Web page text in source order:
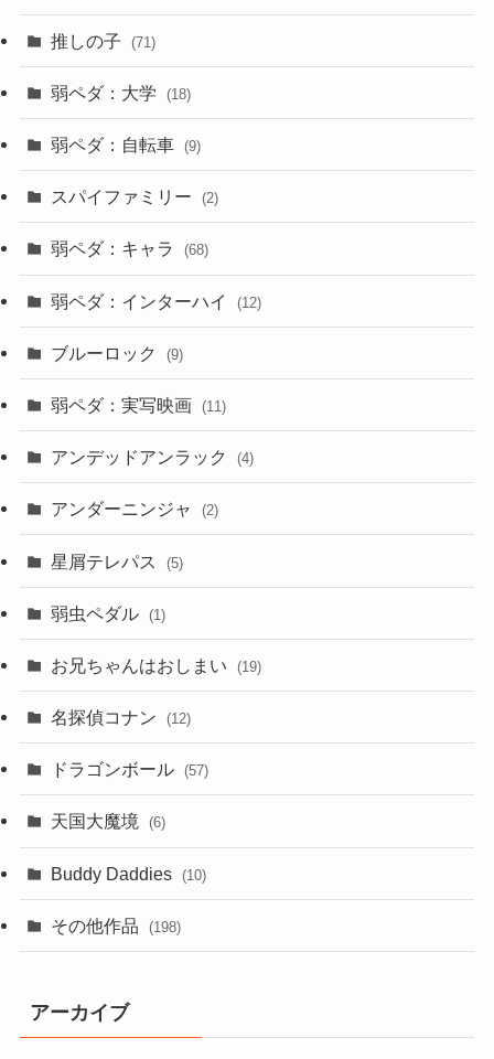
推しの子 (71)
弱ペダ：大学 (18)
弱ペダ：自転車 (9)
スパイファミリー (2)
弱ペダ：キャラ (68)
弱ペダ：インターハイ (12)
ブルーロック (9)
弱ペダ：実写映画 (11)
アンデッドアンラック (4)
アンダーニンジャ (2)
星屑テレパス (5)
弱虫ペダル (1)
お兄ちゃんはおしまい (19)
名探偵コナン (12)
ドラゴンボール (57)
天国大魔境 (6)
Buddy Daddies (10)
その他作品 (198)
アーカイブ